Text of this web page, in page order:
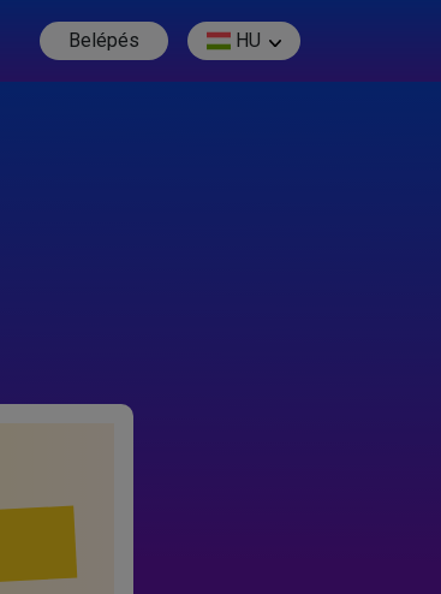
Belépés HU